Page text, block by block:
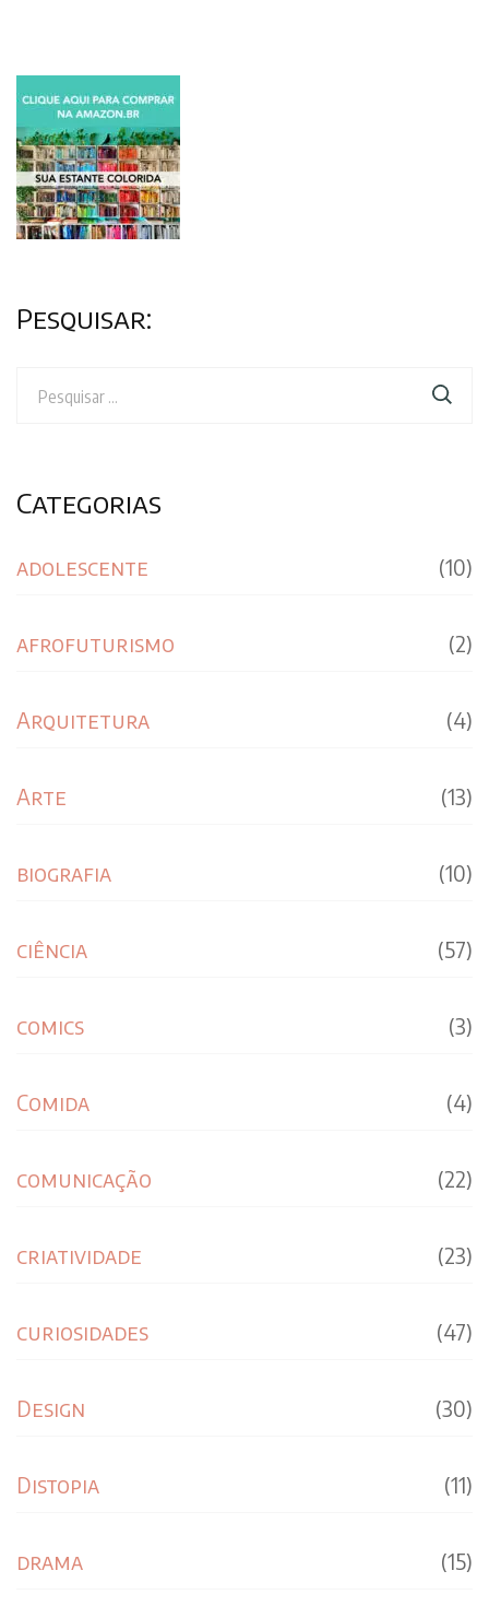
Pesquisar:
por:
Categorias
adolescente (10)
afrofuturismo (2)
Arquitetura (4)
Arte (13)
biografia (10)
ciência (57)
comics (3)
Comida (4)
comunicação (22)
criatividade (23)
curiosidades (47)
Design (30)
Distopia (11)
drama (15)